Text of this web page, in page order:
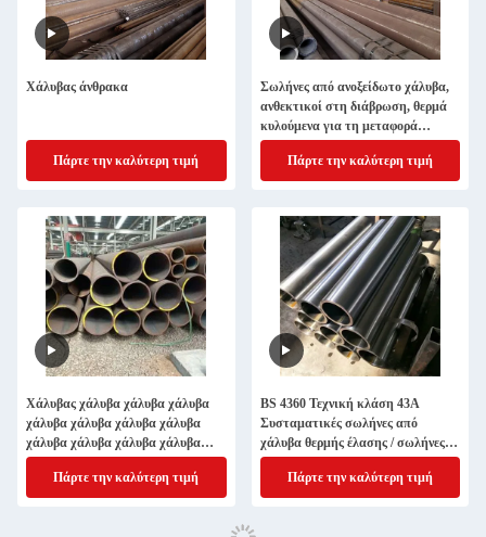
Χάλυβας άνθρακα
Πάρτε την καλύτερη τιμή
Σωλήνες από ανοξείδωτο χάλυβα,
ανθεκτικοί στη διάβρωση, θερμά
κυλούμενα για τη μεταφορά
σωληνώσεων
Πάρτε την καλύτερη τιμή
Χάλυβας χάλυβα χάλυβα χάλυβα
χάλυβα χάλυβα χάλυβα χάλυβα
χάλυβα χάλυβα χάλυβα χάλυβα
χάλυβα χάλυβα
Πάρτε την καλύτερη τιμή
BS 4360 Τεχνική κλάση 43A
Συσταματικές σωλήνες από
χάλυβα θερμής έλασης / σωλήνες
πάχος 1-30 mm
Πάρτε την καλύτερη τιμή